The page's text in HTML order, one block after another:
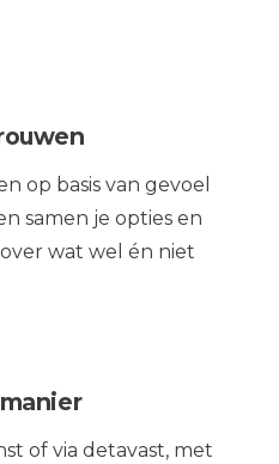
op basis van gevoel
samen je opties en
wat wel én niet
of via detavast, met